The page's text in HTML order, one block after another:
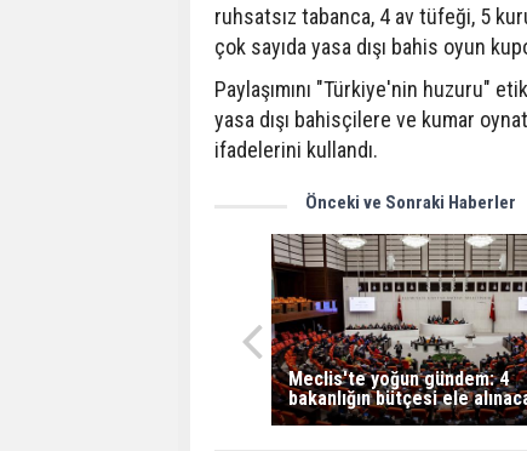
ruhsatsız tabanca, 4 av tüfeği, 5
çok sayıda yasa dışı bahis oyun
Paylaşımını "Türkiye'nin huzuru"
yasa dışı bahisçilere ve kumar
ifadelerini kullandı.
Önceki ve Sonraki Haberler
Meclis'te yoğun gündem: 4
bakanlığın bütçesi ele